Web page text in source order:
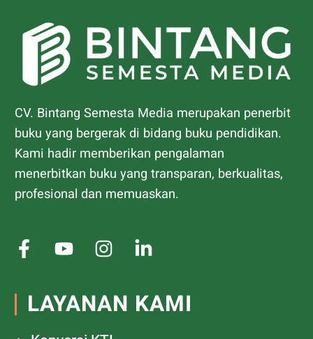
CV. Bintang Semesta Media merupakan penerbit
buku yang bergerak di bidang buku pendidikan.
Kami hadir memberikan pengalaman
menerbitkan buku yang transparan, berkualitas,
profesional dan memuaskan.
LAYANAN KAMI